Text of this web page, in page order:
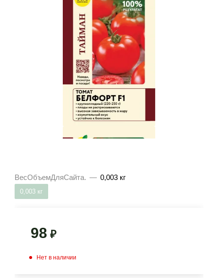
ВесОбъемДляСайта. — 0,003 кг
0,003 кг
98 ₽
Нет в наличии